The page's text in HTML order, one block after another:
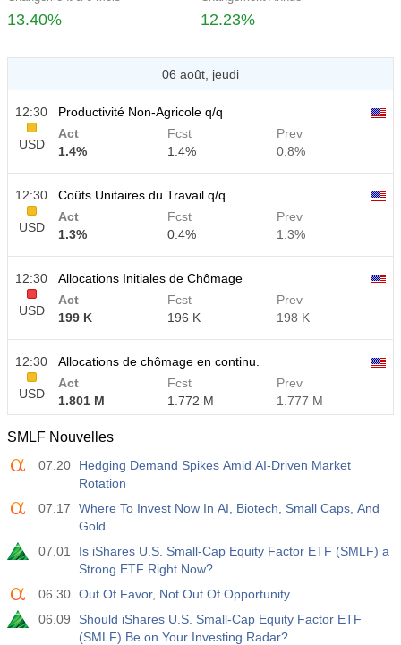
13.40% 12.23%
06 août, jeudi
12:30
USD
Productivité Non-Agricole q/q
Act
1.4%
Fcst
1.4%
Prev
0.8%
12:30
USD
Coûts Unitaires du Travail q/q
Act
1.3%
Fcst
0.4%
Prev
1.3%
12:30
USD
Allocations Initiales de Chômage
Act
199 K
Fcst
196 K
Prev
198 K
12:30
USD
Allocations de chômage en continu.
Act
1.801 M
Fcst
1.772 M
Prev
1.777 M
SMLF Nouvelles
07.20
Hedging Demand Spikes Amid AI-Driven Market
Rotation
07.17
Where To Invest Now In AI, Biotech, Small Caps, And
Gold
07.01
Is iShares U.S. Small-Cap Equity Factor ETF (SMLF) a
Strong ETF Right Now?
06.30 Out Of Favor, Not Out Of Opportunity
06.09
Should iShares U.S. Small-Cap Equity Factor ETF
(SMLF) Be on Your Investing Radar?